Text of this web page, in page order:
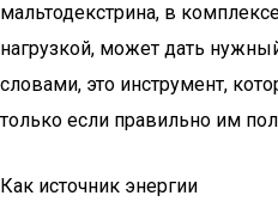
мальтодекстрина, в
нагрузкой, может дать
словами, это инструмент,
только если правильно им
Как источник энергии